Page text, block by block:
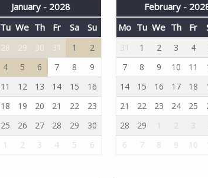
January - 2028
Tu We Th Fr Sa Su
28 29 30 31 1
2
4 5 6 7 8
9
11 12 13 14 15
16
18 19 20 21 22
23
25 26 27 28 29
30
1 2 3 4 5 6
February -
Mo Tu We Th Fr
31 1 2 3 4
7
8 9 10 11
14
15 16 17 18
21
22 23 24 25
28
29 1 2 3
6
7 8 9 10